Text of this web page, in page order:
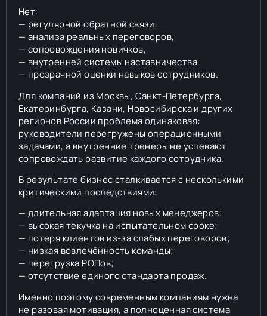
Нет:
— регулярной обратной связи,
— анализа реальных переговоров,
— сопровождения новичков,
— внутренней системы наставничества,
— прозрачной оценки навыков сотрудников.
Для компаний из Москвы, Санкт-Петербурга,
Екатеринбурга, Казани, Новосибирска и других
регионов России проблема одинаковая:
руководители перегружены операционными
задачами, а внутренние тренеры не успевают
сопровождать развитие каждого сотрудника.
В результате бизнес сталкивается с несколькими
критическими последствиями:
— длительная адаптация новых менеджеров;
— высокая текучка на испытательном сроке;
— потеря клиентов из-за слабых переговоров;
— низкая вовлечённость команды;
— перегрузка РОПов;
— отсутствие единого стандарта продаж.
Именно поэтому современным компаниям нужна
не разовая мотивация, а полноценная система